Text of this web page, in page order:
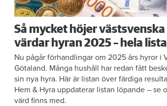
Så mycket höjer västsvenska
värdar hyran 2025 – hela
Nu pågår förhandlingar om 2025 års hyror i
Götaland. Många hushåll har redan fått
sin nya hyra. Här är listan över färdiga
Hem & Hyra uppdaterar listan löpande – se
värd finns med.